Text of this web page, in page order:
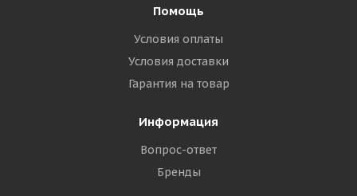
Помощь
Условия оплаты
Условия доставки
Гарантия на товар
Информация
Вопрос-ответ
Бренды